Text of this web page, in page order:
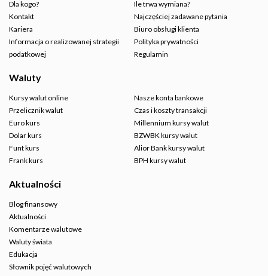
Dla kogo?
Kontakt
Kariera
Informacja o realizowanej strategii
podatkowej
Ile trwa wymiana?
Najczęściej zadawane pytania
Biuro obsługi klienta
Polityka prywatności
Regulamin
Waluty
Kursy walut online
Przelicznik walut
Euro kurs
Dolar kurs
Funt kurs
Frank kurs
Nasze konta bankowe
Czas i koszty transakcji
Millennium kursy walut
BZWBK kursy walut
Alior Bank kursy walut
BPH kursy walut
Aktualności
Blog finansowy
Aktualności
Komentarze walutowe
Waluty świata
Edukacja
Słownik pojęć walutowych